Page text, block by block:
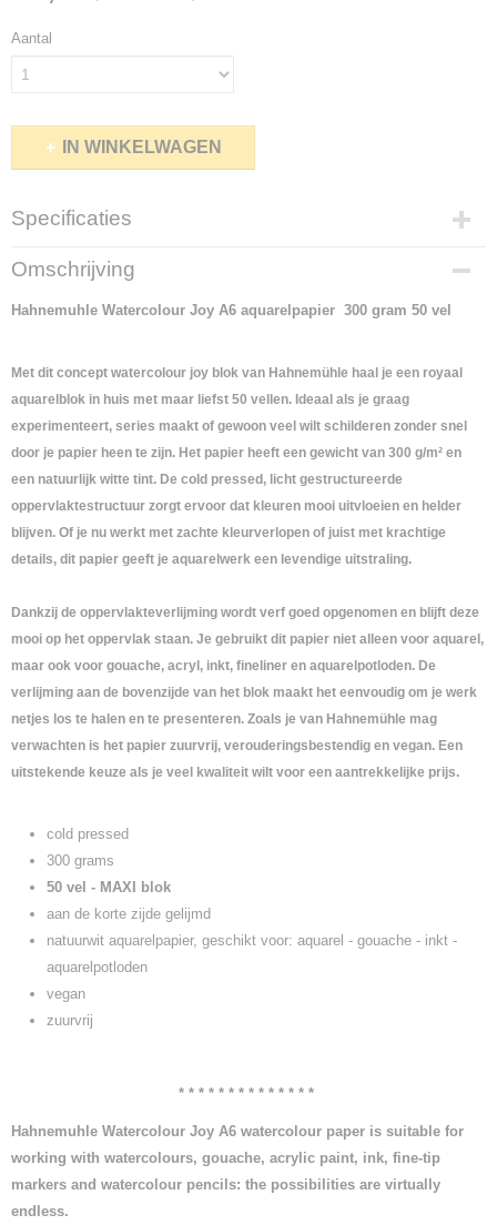
Aantal
IN WINKELWAGEN
Specificaties
Productcode leverancier
10625049
Netto gewicht
0,23 Kg
Omschrijving
Hahnemuhle Watercolour Joy A6 aquarelpapier 300 gram 50 vel
Met dit concept watercolour joy blok van Hahnemühle haal je een royaal
aquarelblok in huis met maar liefst 50 vellen. Ideaal als je graag
experimenteert, series maakt of gewoon veel wilt schilderen zonder snel
door je papier heen te zijn. Het papier heeft een gewicht van 300 g/m² en
een natuurlijk witte tint. De cold pressed, licht gestructureerde
oppervlaktestructuur zorgt ervoor dat kleuren mooi uitvloeien en helder
blijven. Of je nu werkt met zachte kleurverlopen of juist met krachtige
details, dit papier geeft je aquarelwerk een levendige uitstraling.
Dankzij de oppervlakteverlijming wordt verf goed opgenomen en blijft deze
mooi op het oppervlak staan. Je gebruikt dit papier niet alleen voor aquarel,
maar ook voor gouache, acryl, inkt, fineliner en aquarelpotloden. De
verlijming aan de bovenzijde van het blok maakt het eenvoudig om je werk
netjes los te halen en te presenteren. Zoals je van Hahnemühle mag
verwachten is het papier zuurvrij, verouderingsbestendig en vegan. Een
uitstekende keuze als je veel kwaliteit wilt voor een aantrekkelijke prijs.
cold pressed
300 grams
50 vel - MAXI blok
aan de korte zijde gelijmd
natuurwit aquarelpapier, geschikt voor: aquarel - gouache - inkt -
aquarelpotloden
vegan
zuurvrij
* * * * * * * * * * * * * *
Hahnemuhle Watercolour Joy A6 watercolour paper is suitable for
working with watercolours, gouache, acrylic paint, ink, fine-tip
markers and watercolour pencils: the possibilities are virtually
endless.